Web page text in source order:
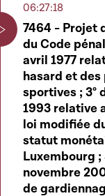
06:27:18
7464 - Projet
du Code
avril 1977
hasard et
sportives ; 3°
1993 relative
loi modifiée
statut
Luxembourg ;
novembre
de